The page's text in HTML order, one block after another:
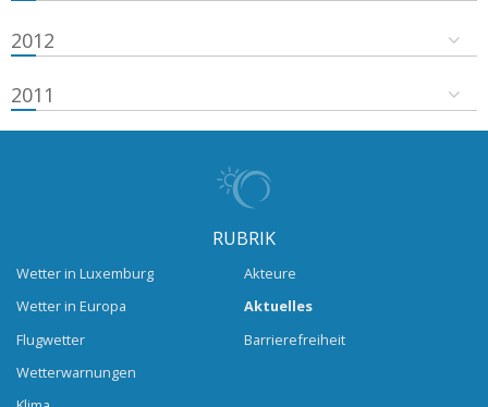
2012
2011
RUBRIK
Wetter in Luxemburg
Wetter in Europa
Flugwetter
Wetterwarnungen
Akteure
Aktuelles
Barrierefreiheit